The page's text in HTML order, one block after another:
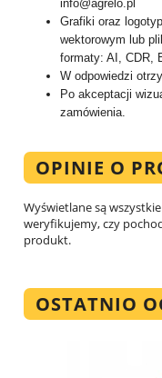
info@agrelo.pl
Grafiki oraz
wektorowym lub
formaty: AI, CDR,
W odpowiedzi
Po akceptacji
zamówienia.
OPINIE O
Wyświetlane są
weryfikujemy, czy
produkt.
OSTATNIO